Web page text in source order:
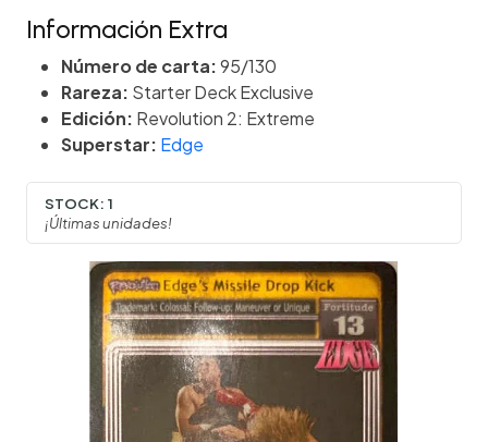
Información Extra
Número de carta:95/130
Rareza: Starter Deck Exclusive
Edición: Revolution 2: Extreme
Superstar: Edge
STOCK: 1
¡Últimas unidades!